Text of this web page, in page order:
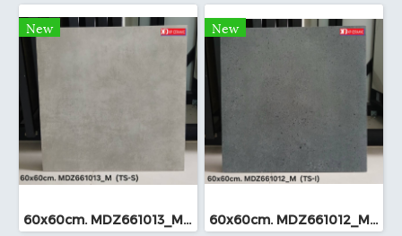
New
60x60cm. MDZ661013_M (TS-I)
New
60x60cm. MDZ661012_M (TS-I)